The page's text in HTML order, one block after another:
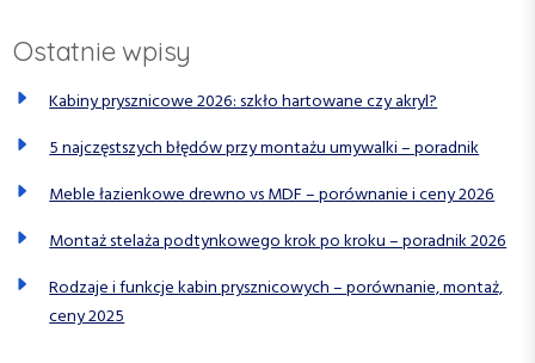
u
Ostatnie wpisy
Kabiny prysznicowe 2026: szkło hartowane czy akryl?
5 najczęstszych błędów przy montażu umywalki – poradnik
Meble łazienkowe drewno vs MDF – porównanie i ceny 2026
Montaż stelaża podtynkowego krok po kroku – poradnik 2026
Rodzaje i funkcje kabin prysznicowych – porównanie, montaż,
ceny 2025